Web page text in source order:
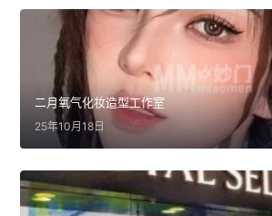
二月氧气化妆造型工作室
25年10月18日